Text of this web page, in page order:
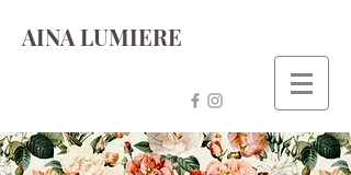
AINA LUMIERE